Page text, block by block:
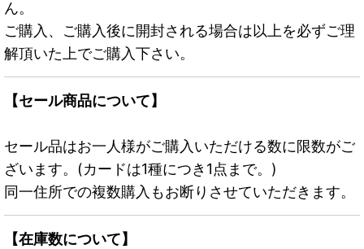
ん。
ご購入、ご購入後に開封される場合は以上を必ずご理
解頂いた上でご購入下さい。
【セール商品について】
セール品はお一人様がご購入いただける数に限数がご
ざいます。(カードは1種につき1点まで。)
同一住所での複数購入もお断りさせていただきます。
【在庫数について】